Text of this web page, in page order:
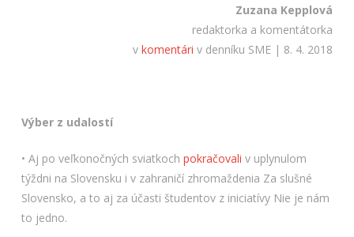
Zuzana Kepplová
redaktorka a komentátorka
vkomentári v denníku SME | 8. 4. 2018
Výber z udalostí
• Aj po veľkonočných sviatkoch pokračovali v uplynulom
týždni na Slovensku i v zahraničí zhromaždenia Za slušné
Slovensko, a to aj za účasti študentov z iniciatívy Nie je nám
to jedno.